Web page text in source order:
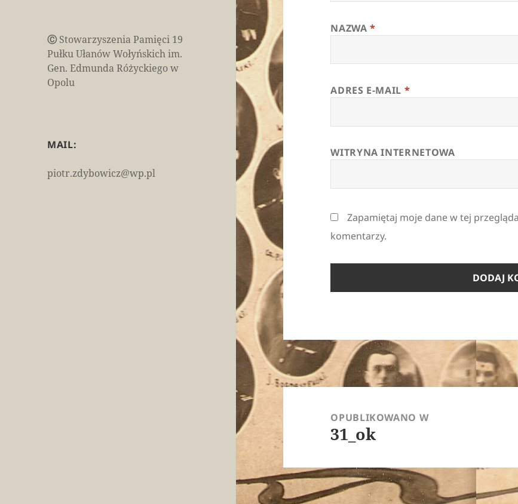
Ⓒ Stowarzyszenia Pamięci 19
Pułku Ułanów Wołyńskich im.
Gen. Edmunda Różyckiego w
Opolu
MAIL:
piotr.zdybowicz@wp.pl
NAZWA*
ADRES E-MAIL *
WITRYNA INTERNETOWA
Zapamiętaj moje dane w tej
komentarzy.
OPUBLIKOWANO W
31_ok